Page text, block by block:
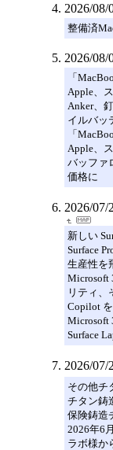
2026/08/
整備済
2026/08/
「
Apple、
Anker、
イルバッ
「
Apple、
バッファ
価格に
2026/07/
新しい
Surface
生産性を
Microsoft
リティ、
Copilot
Microsoft
Surface
2026/07/
その他チ
チタン鋳
保険鋳造
2026年6
ラボ様か